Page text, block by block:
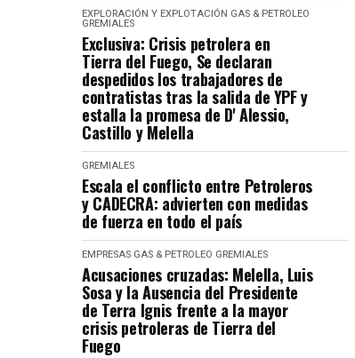
EXPLORACIÓN Y EXPLOTACIÓN GAS & PETROLEO
GREMIALES
Exclusiva: Crisis petrolera en
Tierra del Fuego, Se declaran
despedidos los trabajadores de
contratistas tras la salida de YPF y
estalla la promesa de D' Alessio,
Castillo y Melella
GREMIALES
Escala el conflicto entre Petroleros
y CADECRA: advierten con medidas
de fuerza en todo el país
EMPRESAS GAS & PETROLEO GREMIALES
Acusaciones cruzadas: Melella, Luis
Sosa y la Ausencia del Presidente
de Terra Ignis frente a la mayor
crisis petroleras de Tierra del
Fuego